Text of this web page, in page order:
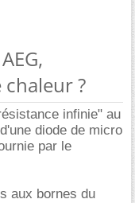
?
infinie" au
diode de micro
par le
aux bornes du